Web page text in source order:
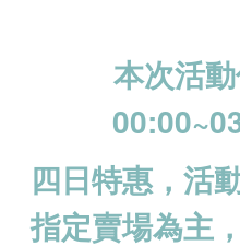
本次活
四日特惠，活
指定賣場為主